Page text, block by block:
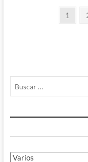
por
(I)
PaginaciónPágina
1
Categorías